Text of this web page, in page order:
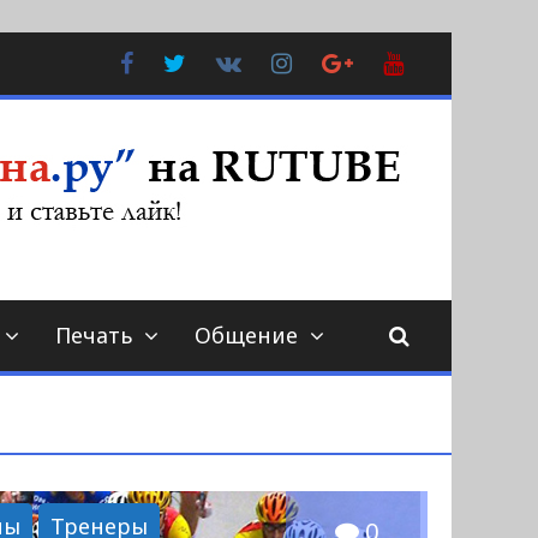
FacebookTwitter
Контакте
Instagram
Google
Plus
Печать Общение
Тренеры 0